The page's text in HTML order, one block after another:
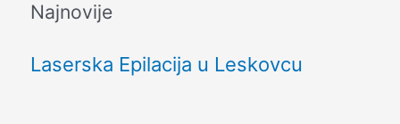
Najnovije
Laserska Epilacija u Leskovcu